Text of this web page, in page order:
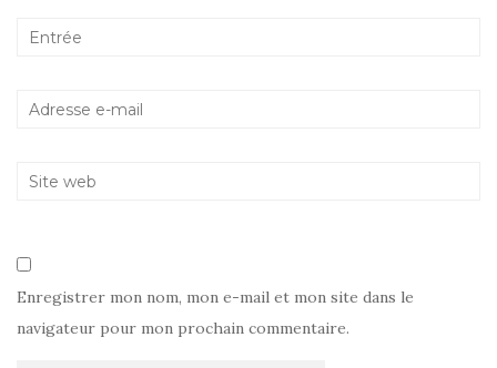
Enregistrer mon nom, mon e-mail et mon site dans le
navigateur pour mon prochain commentaire.